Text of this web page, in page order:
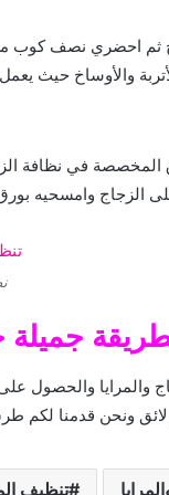
احضري نصف كوب
والأوساخ حيث
في نظافة
الزجاج وامسحيه
جميلة
والمرايا والحصول
ونحن قدمنا لكم
تنظيف